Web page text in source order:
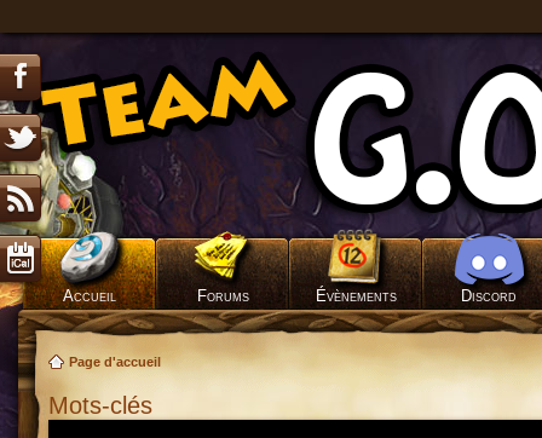
Accueil Forums Évènements Discord
Page d'accueil
Mots-clés